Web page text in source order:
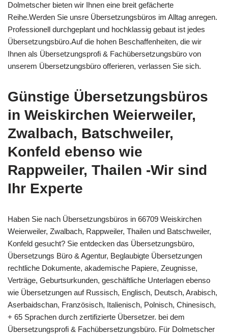
Dolmetscher bieten wir Ihnen eine breit gefächerte
Reihe.Werden Sie unsre Übersetzungsbüros im Alltag anregen.
Professionell durchgeplant und hochklassig gebaut ist jedes
Übersetzungsbüro.Auf die hohen Beschaffenheiten, die wir
Ihnen als Übersetzungsprofi & Fachübersetzungsbüro von
unserem Übersetzungsbüro offerieren, verlassen Sie sich.
Günstige Übersetzungsbüros
in Weiskirchen Weierweiler,
Zwalbach, Batschweiler,
Konfeld ebenso wie
Rappweiler, Thailen -Wir sind
Ihr Experte
Haben Sie nach Übersetzungsbüros in 66709 Weiskirchen
Weierweiler, Zwalbach, Rappweiler, Thailen und Batschweiler,
Konfeld gesucht? Sie entdecken das Übersetzungsbüro,
Übersetzungs Büro & Agentur, Beglaubigte Übersetzungen
rechtliche Dokumente, akademische Papiere, Zeugnisse,
Verträge, Geburtsurkunden, geschäftliche Unterlagen ebenso
wie Übersetzungen auf Russisch, Englisch, Deutsch, Arabisch,
Aserbaidschan, Französisch, Italienisch, Polnisch, Chinesisch,
+ 65 Sprachen durch zertifizierte Übersetzer. bei dem
Übersetzungsprofi & Fachübersetzungsbüro. Für Dolmetscher